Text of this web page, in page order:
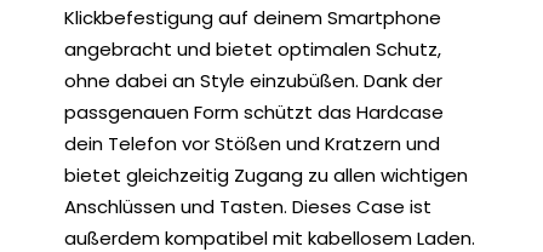
Klickbefestigung auf deinem Smartphone
angebracht und bietet optimalen Schutz,
ohne dabei an Style einzubüßen. Dank der
passgenauen Form schützt das Hardcase
dein Telefon vor Stößen und Kratzern und
bietet gleichzeitig Zugang zu allen wichtigen
Anschlüssen und Tasten. Dieses Case ist
außerdem kompatibel mit kabellosem Laden.